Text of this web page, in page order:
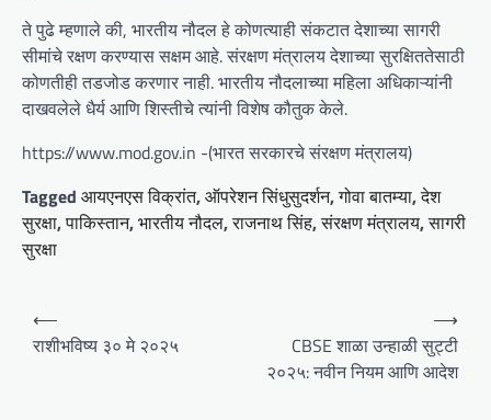
ते पुढे म्हणाले की, भारतीय नौदल हे कोणत्याही संकटात देशाच्या सागरी
सीमांचे रक्षण करण्यास सक्षम आहे. संरक्षण मंत्रालय देशाच्या सुरक्षिततेसाठी
कोणतीही तडजोड करणार नाही. भारतीय नौदलाच्या महिला अधिकाऱ्यांनी
दाखवलेले धैर्य आणि शिस्तीचे त्यांनी विशेष कौतुक केले.
https://www.mod.gov.in -(भारत सरकारचे संरक्षण मंत्रालय)
Tagged आयएनएस विक्रांत,ऑपरेशन सिंधुसुदर्शन,गोवा बातम्या,देश
सुरक्षा,पाकिस्तान,भारतीय नौदल,राजनाथ सिंह,संरक्षण मंत्रालय,सागरी
सुरक्षा
o
⟵
राशीभविष्य ३० मे २०२५
CBSE शाळा उन्हाळी सुट्टी
२०२५: नवीन नियम आणि आदेश
⟶